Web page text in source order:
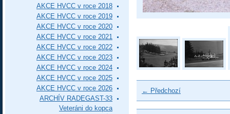
← Předchozí
AKCE HVCC v roce 2018
AKCE HVCC v roce 2019
AKCE HVCC v roce 2020
AKCE HVCC v roce 2021
AKCE HVCC v roce 2022
AKCE HVCC v roce 2023
AKCE HVCC v roce 2024
AKCE HVCC v roce 2025
AKCE HVCC v roce 2026
ARCHÍV RADEGAST-33
Veteráni do kopca